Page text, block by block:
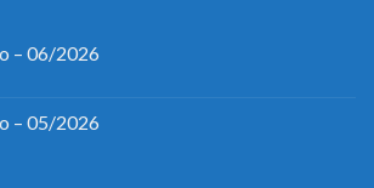
– 06/2026
– 05/2026